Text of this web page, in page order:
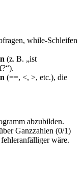
while-Schleifen
(z. B. „ist
(==, <, >, etc.), die
abzubilden.
Ganzzahlen (0/1)
wäre.